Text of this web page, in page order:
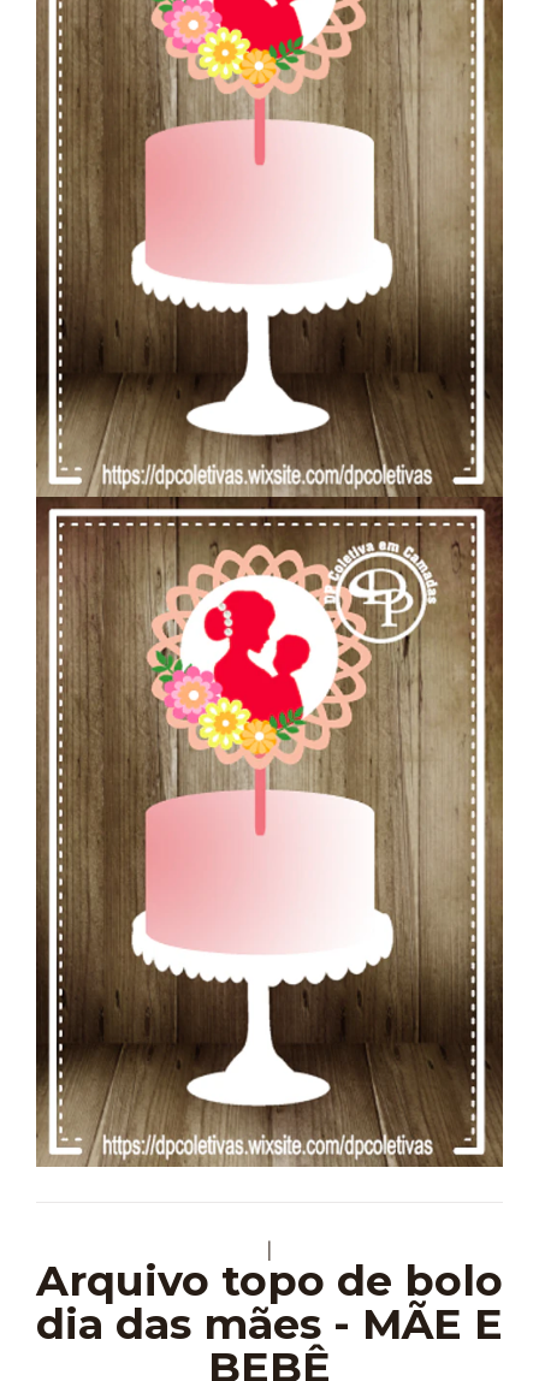
|
Arquivo topo de bolo
dia das mães - MÃE E
BEBÊ